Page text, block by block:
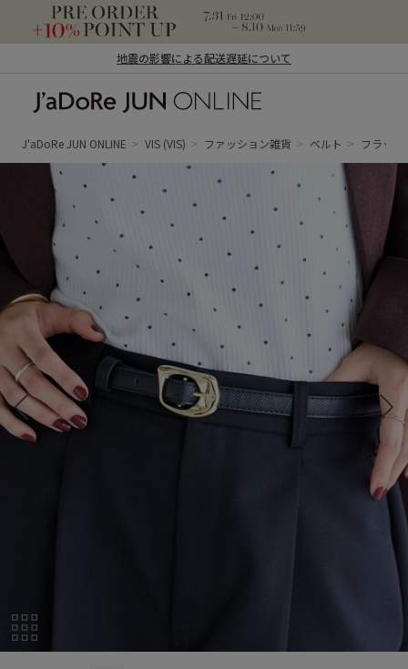
地震の影響による配送遅延について
ン オンライン）
J'aDoRe JUN ONLINE VIS (VIS) ファッション雑貨 ベルト フラッ